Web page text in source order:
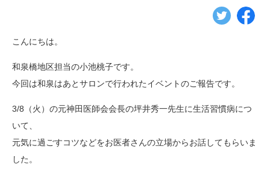
こんにちは。
和泉橋地区担当の小池桃子です。
今回は和泉はあとサロンで行われたイベントのご報告です。
3/8（火）の元神田医師会会長の坪井秀一先生に生活習慣病につ
いて、
元気に過ごすコツなどをお医者さんの立場からお話してもらいま
した。